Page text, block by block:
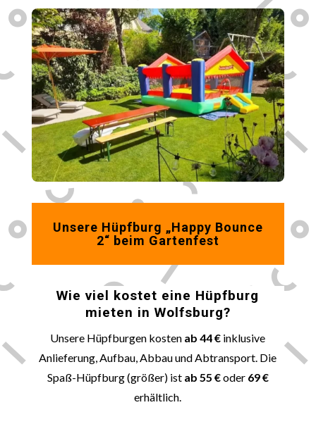
Unsere Hüpfburg „Happy Bounce
2“ beim Gartenfest
Wie viel kostet eine Hüpfburg
mieten in Wolfsburg?
Unsere Hüpfburgen kosten ab 44 € inklusive
Anlieferung, Aufbau, Abbau und Abtransport. Die
Spaß-Hüpfburg (größer) ist ab 55 €oder69 €
erhältlich.